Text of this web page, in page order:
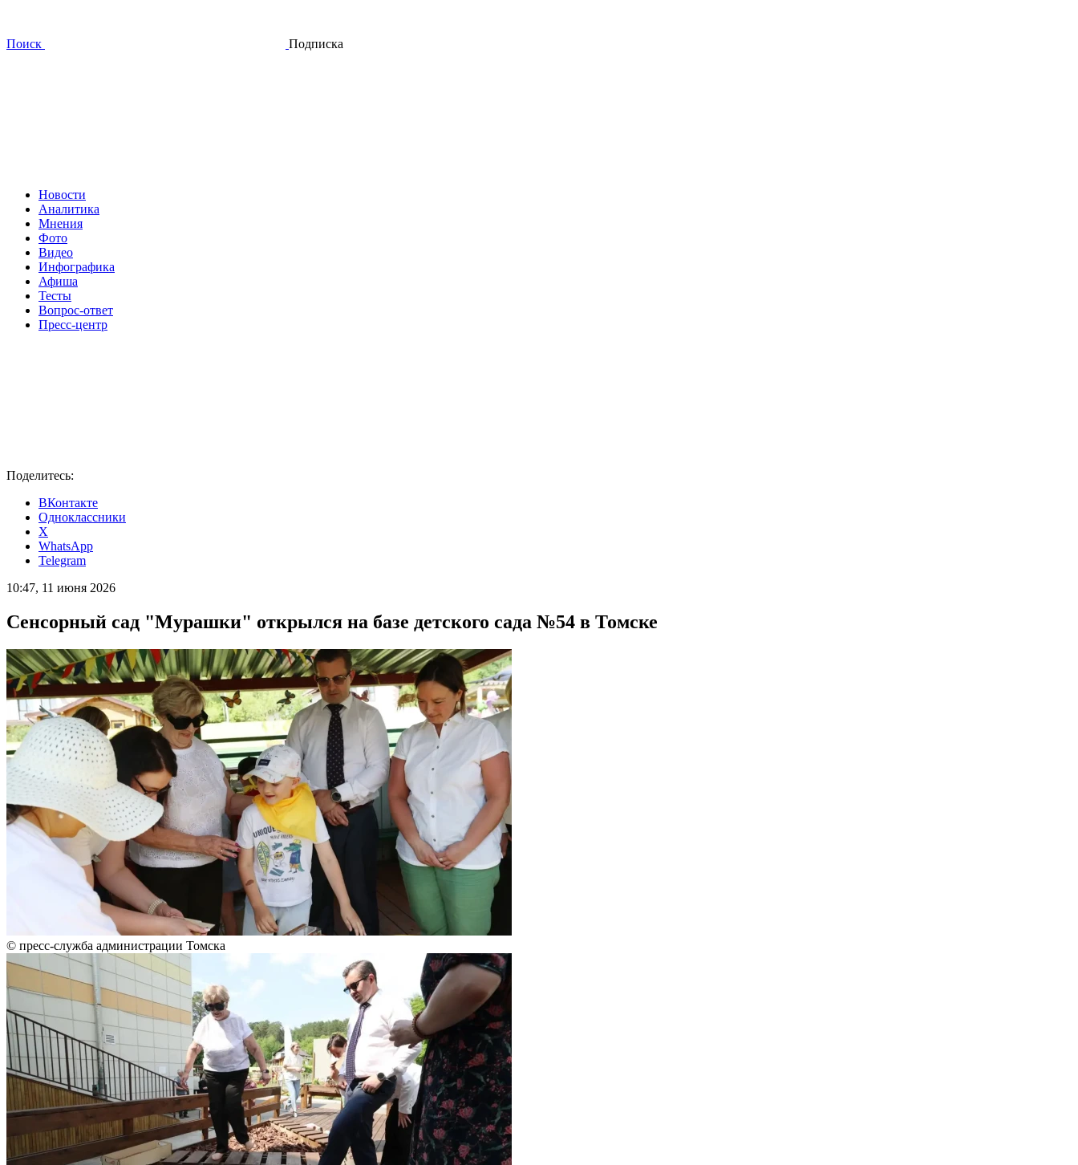
Поиск Подписка
Новости
Аналитика
Мнения
Фото
Видео
Инфографика
Афиша
Тесты
Вопрос-ответ
Пресс-центр
Поделитесь:
ВКонтакте
Одноклассники
X
WhatsApp
Telegram
10:47, 11 июня 2026
Сенсорный сад "Мурашки" открылся на базе детского сада №54 в Томске
© пресс-служба администрации Томска